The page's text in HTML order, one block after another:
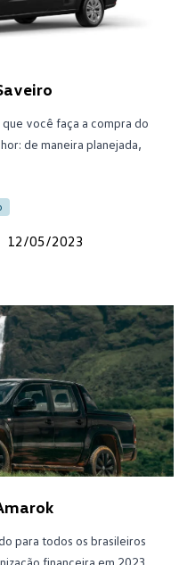
você faça a compra do
de maneira planejada,
12/05/2023
para todos os brasileiros